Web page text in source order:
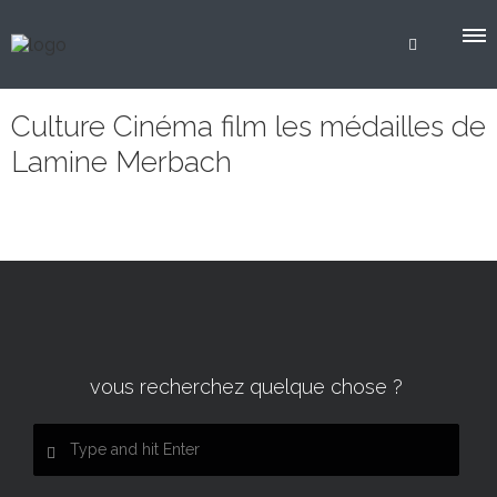
Culture Cinéma film les médailles de
Lamine Merbach
vous recherchez quelque chose ?